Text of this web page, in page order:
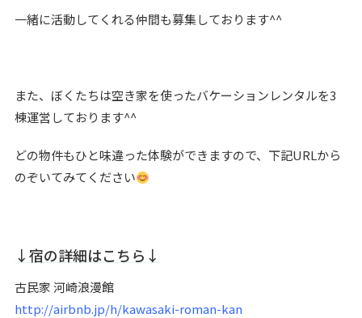
一緒に活動してくれる仲間も募集しております^^
また、ぼくたちは空き家を使ったバケーションレンタルを3
棟運営しております^^
どの物件もひと味違った体験ができますので、下記URLから
のぞいてみてください
↓宿の詳細はこちら↓
古民家 河崎浪漫館
http://airbnb.jp/h/kawasaki-roman-kan